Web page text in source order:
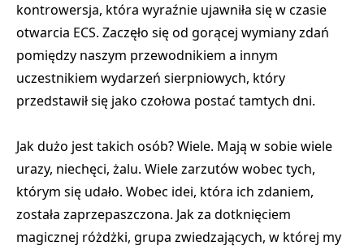
kontrowersja, która wyraźnie ujawniła się w czasie
otwarcia ECS. Zaczęło się od gorącej wymiany zdań
pomiędzy naszym przewodnikiem a innym
uczestnikiem wydarzeń sierpniowych, który
przedstawił się jako czołowa postać tamtych dni.
Jak dużo jest takich osób? Wiele. Mają w sobie wiele
urazy, niechęci, żalu. Wiele zarzutów wobec tych,
którym się udało. Wobec idei, która ich zdaniem,
została zaprzepaszczona. Jak za dotknięciem
magicznej różdżki, grupa zwiedzających, w której my